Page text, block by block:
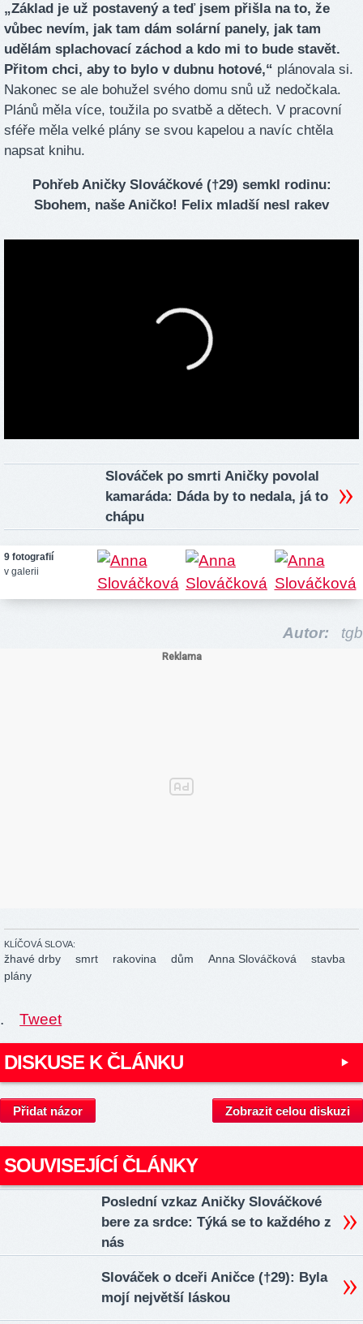
„Základ je už postavený a teď jsem přišla na to, že
vůbec nevím, jak tam dám solární panely, jak tam
udělám splachovací záchod a kdo mi to bude stavět.
Přitom chci, aby to bylo v dubnu hotové,“ plánovala si.
Nakonec se ale bohužel svého domu snů už nedočkala.
Plánů měla více, toužila po svatbě a dětech. V pracovní
sféře měla velké plány se svou kapelou a navíc chtěla
napsat knihu.
Pohřeb Aničky Slováčkové (†29) semkl rodinu:
Sbohem, naše Aničko! Felix mladší nesl rakev
Slováček po smrti Aničky povolal
kamaráda: Dáda by to nedala, já to
chápu
9 fotografií
v galerii
Autor: tgb
KLÍČOVÁ SLOVA:
žhavé drby smrt rakovina dům Anna Slováčková
stavba
plány
. Tweet
DISKUSE K ČLÁNKU
Přidat názor Zobrazit celou diskuzi
SOUVISEJÍCÍ ČLÁNKY
Poslední vzkaz Aničky Slováčkové
bere za srdce: Týká se to každého z
nás
Slováček o dceři Aničce (†29): Byla
mojí největší láskou